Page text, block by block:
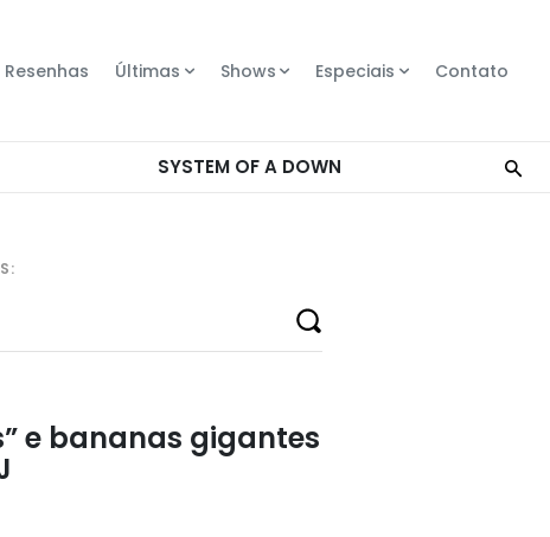
Resenhas Últimas Shows Especiais Contato
e bananas gigantes